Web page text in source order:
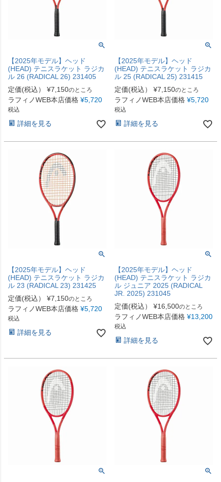
【2025年モデル】ヘッド
(HEAD) テニスラケット ラジカ
ル 26 (RADICAL 26) 231405
定価(税込）
¥7,150のところ
ラフィノWEB本店価格 ¥5,720
税込
詳細を見る
【2025年モデル】ヘッド
(HEAD) テニスラケット ラジカ
ル 25 (RADICAL 25) 231415
定価(税込）
¥7,150のところ
ラフィノWEB本店価格 ¥5,720
税込
詳細を見る
【2025年モデル】ヘッド
(HEAD) テニスラケット ラジカ
ル 23 (RADICAL 23) 231425
定価(税込）
¥7,150のところ
ラフィノWEB本店価格 ¥5,720
税込
詳細を見る
【2025年モデル】ヘッド
(HEAD) テニスラケット ラジカ
ル ジュニア 2025 (RADICAL
JR. 2025) 231045
定価(税込）
¥16,500のところ
ラフィノWEB本店価格 ¥13,200
税込
詳細を見る